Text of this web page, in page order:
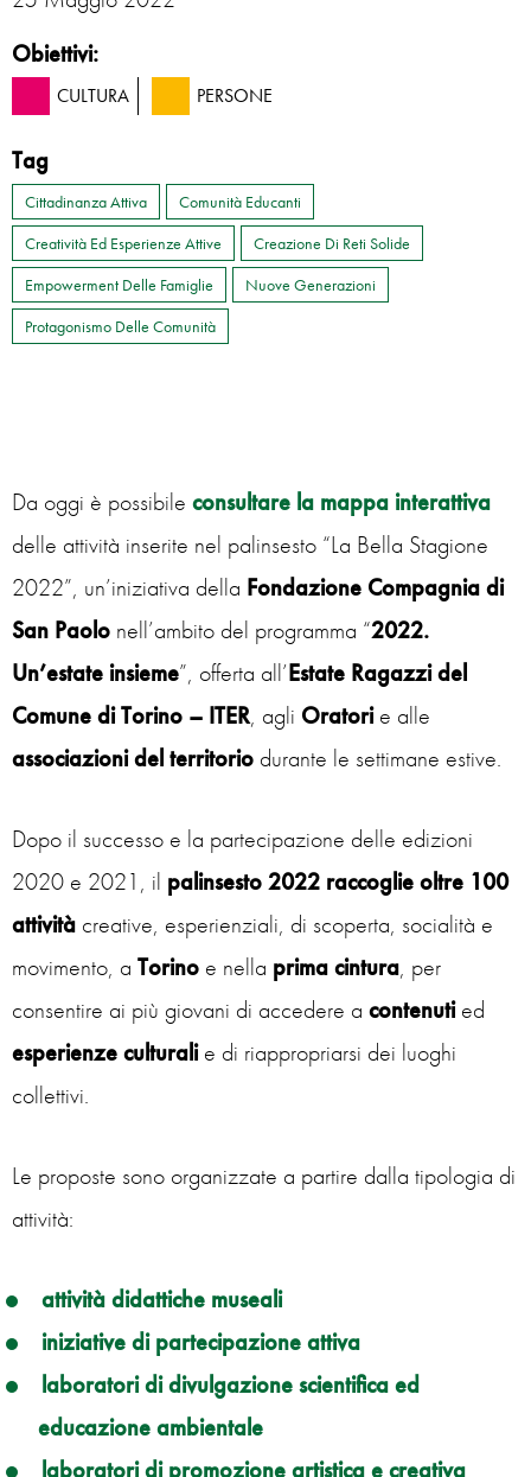
Obiettivi:
CULTURA PERSONE
Tag
Cittadinanza Attiva
Comunità Educanti
Creatività Ed Esperienze Attive
Creazione Di Reti Solide
Empowerment Delle Famiglie
Nuove Generazioni
Protagonismo Delle Comunità
Da oggi è possibile consultare la mappa interattiva
delle attività inserite nel palinsesto “La Bella Stagione
2022”, un’iniziativa della Fondazione Compagnia di
San Paolo nell’ambito del programma “2022.
Un’estate insieme”, offerta all’Estate Ragazzi del
Comune di Torino – ITER, agli Oratorie alle
associazioni del territorio durante le settimane estive.
Dopo il successo e la partecipazione delle edizioni
2020 e 2021, il palinsesto 2022 raccoglie oltre 100
attività creative, esperienziali, di scoperta, socialità e
movimento, a Torino e nella prima cintura, per
consentire ai più giovani di accedere a contenutied
esperienze culturalie di riappropriarsi dei luoghi
collettivi.
Le proposte sono organizzate a partire dalla tipologia di
attività:
attività didattiche museali
iniziative di partecipazione attiva
laboratori di divulgazione scientifica ed
educazione ambientale
laboratori di promozione artistica e creativa